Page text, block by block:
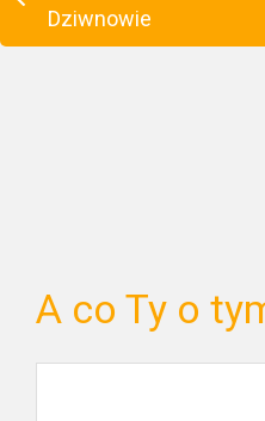
Dziwnowie
A co Ty o